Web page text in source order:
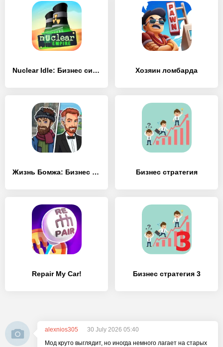
Nuclear Idle: Бизнес симулятор Хозяин ломбарда
Жизнь Бомжа: Бизнес Симулятор Бизнес стратегия
Repair My Car! Бизнес стратегия 3
alexnios305
30 July 2026 05:40
Мод круто выглядит, но иногда немного лагает на старых